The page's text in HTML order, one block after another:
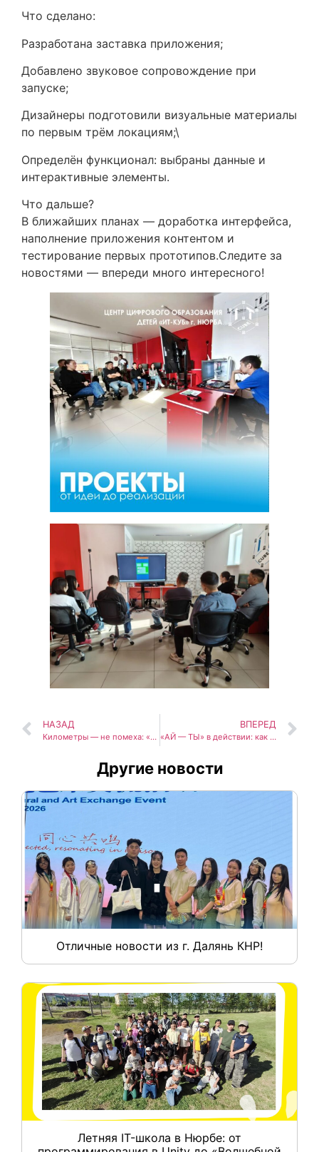
Что сделано:
Разработана заставка приложения;
Добавлено звуковое сопровождение при
запуске;
Дизайнеры подготовили визуальные материалы
по первым трём локациям;\
Определён функционал: выбраны данные и
интерактивные элементы.
Что дальше?
В ближайших планах — доработка интерфейса,
наполнение приложения контентом и
тестирование первых прототипов.Следите за
новостями — впереди много интересного!
НАЗАД
Километры — не помеха: «Мобильный ИТ-Куб» посетил школу МБОУ «Малыкайская СОШ им. М. В. Мегежекского»
ВПЕРЕД
«АЙ — ТЫ» в действии: как продвигается разработка?
Другие новости
Отличные новости из г. Далянь КНР!
Летняя IT-школа в Нюрбе: от